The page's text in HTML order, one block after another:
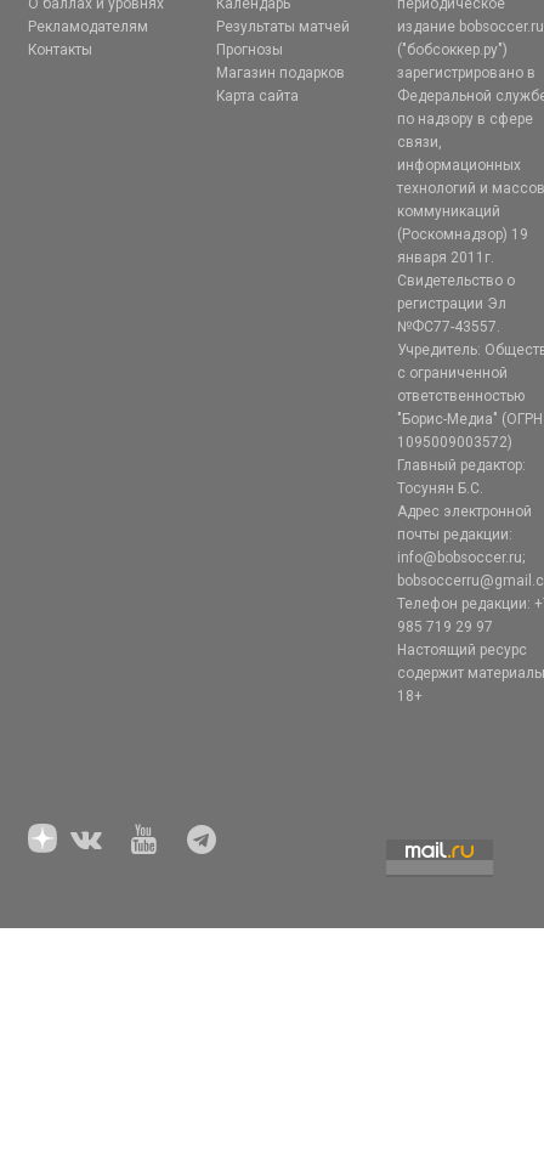
О баллах и уровнях
Рекламодателям
Контакты
Календарь
Результаты матчей
Прогнозы
Магазин подарков
Карта сайта
периодическое
издание bobsoccer.ru
("бобсоккер.ру")
зарегистрировано в
Федеральной
по надзору в сфере
связи,
информационных
технологий и
коммуникаций
(Роскомнадзор) 19
января 2011г.
Свидетельство о
регистрации Эл
№ФС77-43557.
Учредитель:
с ограниченной
ответственностью
"Борис-Медиа" (ОГРН
1095009003572)
Главный редактор:
Тосунян Б.С.
Адрес электронной
почты редакции:
info@bobsoccer.ru;
Телефон редакции:
985 719 29 97
Настоящий ресурс
содержит
18+